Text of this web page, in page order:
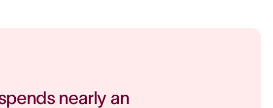
nearly an